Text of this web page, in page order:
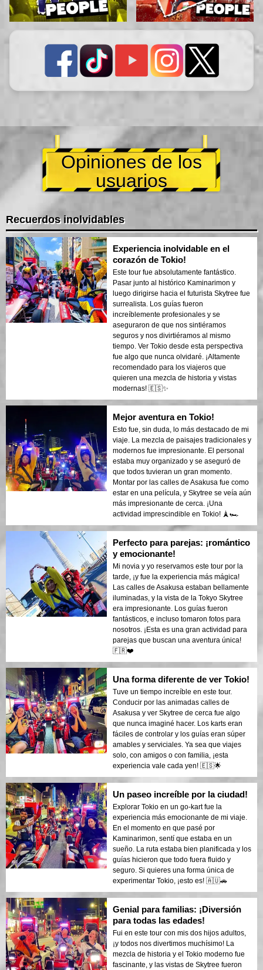
Opiniones de los
usuarios
Recuerdos inolvidables
Experiencia inolvidable en el
corazón de Tokio!
Este tour fue absolutamente fantástico.
Pasar junto al histórico Kaminarimon y
luego dirigirse hacia el futurista Skytree fue
surrealista. Los guías fueron
increíblemente profesionales y se
aseguraron de que nos sintiéramos
seguros y nos divirtiéramos al mismo
tiempo. Ver Tokio desde esta perspectiva
fue algo que nunca olvidaré. ¡Altamente
recomendado para los viajeros que
quieren una mezcla de historia y vistas
modernas! 🇪🇸✨
Mejor aventura en Tokio!
Esto fue, sin duda, lo más destacado de mi
viaje. La mezcla de paisajes tradicionales y
modernos fue impresionante. El personal
estaba muy organizado y se aseguró de
que todos tuvieran un gran momento.
Montar por las calles de Asakusa fue como
estar en una película, y Skytree se veía aún
más impresionante de cerca. ¡Una
actividad imprescindible en Tokio! 🗼🏎️
Perfecto para parejas: ¡romántico
y emocionante!
Mi novia y yo reservamos este tour por la
tarde, ¡y fue la experiencia más mágica!
Las calles de Asakusa estaban bellamente
iluminadas, y la vista de la Tokyo Skytree
era impresionante. Los guías fueron
fantásticos, e incluso tomaron fotos para
nosotros. ¡Esta es una gran actividad para
parejas que buscan una aventura única!
🇫🇷❤️
Una forma diferente de ver Tokio!
Tuve un tiempo increíble en este tour.
Conducir por las animadas calles de
Asakusa y ver Skytree de cerca fue algo
que nunca imaginé hacer. Los karts eran
fáciles de controlar y los guías eran súper
amables y serviciales. Ya sea que viajes
solo, con amigos o con familia, ¡esta
experiencia vale cada yen! 🇪🇸🌟
Un paseo increíble por la ciudad!
Explorar Tokio en un go-kart fue la
experiencia más emocionante de mi viaje.
En el momento en que pasé por
Kaminarimon, sentí que estaba en un
sueño. La ruta estaba bien planificada y los
guías hicieron que todo fuera fluido y
seguro. Si quieres una forma única de
experimentar Tokio, ¡esto es! 🇦🇺🚗
Genial para familias: ¡Diversión
para todas las edades!
Fui en este tour con mis dos hijos adultos,
¡y todos nos divertimos muchísimo! La
mezcla de historia y el Tokio moderno fue
fascinante, y las vistas de Skytree fueron